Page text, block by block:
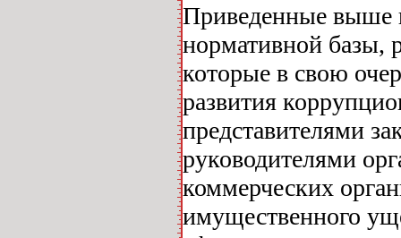
Приведенные выше
нормативной
которые в свою
развития
представителями
руководителями
коммерческих
имущественного